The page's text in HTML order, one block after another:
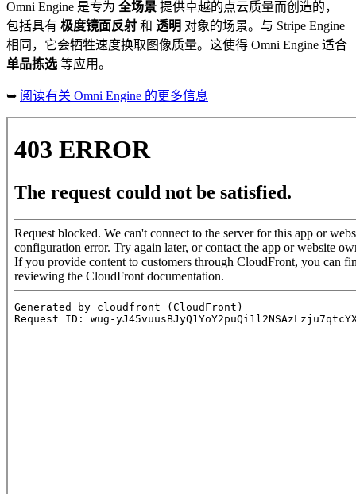
Omni Engine 是专为 全场景 提供卓越的点云质量而创造的，
包括具有 极度镜面反射 和 透明 对象的场景。与 Stripe Engine
相同，它会牺牲速度换取图像质量。这使得 Omni Engine 适合
单品拣选 等应用。
➥ 阅读有关 Omni Engine 的更多信息